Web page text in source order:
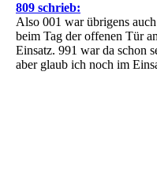
809 schrieb:
Also 001 war übrigens
beim Tag der offenen Tür
Einsatz. 991 war da schon
aber glaub ich noch im